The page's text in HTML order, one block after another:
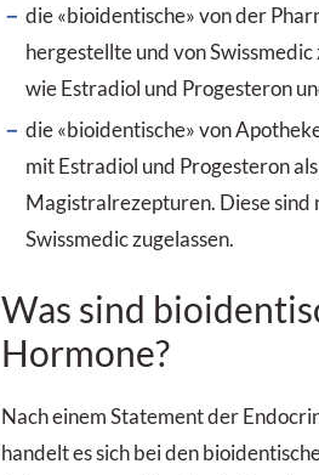
die «bioidentische» von der
hergestellte und von Swissmedic
wie Estradiol und Progesteron
die «bioidentische» von
mit Estradiol und Progesteron als
Magistralrezepturen. Diese sind
Swissmedic zugelassen.
Was sind
Hormone?
Nach einem Statement der
handelt es sich bei den